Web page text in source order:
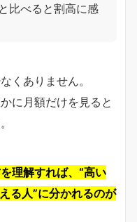
比べると割高に感
くありません。
に月額だけを見ると
理解すれば、“高い
る人”に分かれるのが